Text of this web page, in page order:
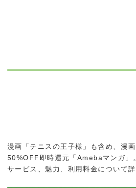
漫画「テニスの王子様」も含め、漫
50%OFF即時還元「Amebaマンガ」
サービス、魅力、利用料金について詳